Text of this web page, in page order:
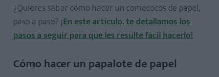
¿Quieres saber cómo hacer un comecocos de papel,
paso a paso? ¡En este artículo, te detallamos los
pasos a seguir para que les resulte fácil hacerlo!
Cómo hacer un papalote de papel